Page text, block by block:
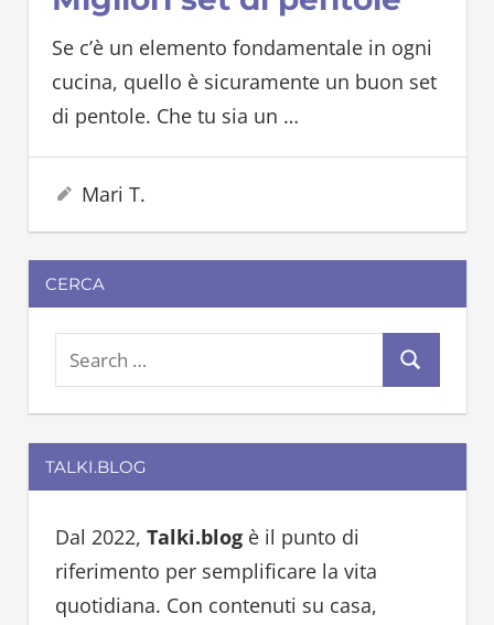
Se c’è un elemento fondamentale in ogni
cucina, quello è sicuramente un buon set
di pentole. Che tu sia un …
25 Settembre 2024
Mari T.
CERCA
e
a
r
c
e
a
TALKI.BLOG
Dal 2022, Talki.blogè il punto di
riferimento per semplificare la vita
quotidiana. Con contenuti su casa,